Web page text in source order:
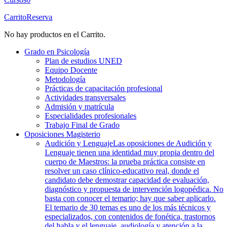
CarritoReserva
No hay productos en el Carrito.
Grado en Psicología
Plan de estudios UNED
Equipo Docente
Metodología
Prácticas de capacitación profesional
Actividades transversales
Admisión y matrícula
Especialidades profesionales
Trabajo Final de Grado
Oposiciones Magisterio
Audición y LenguajeLas oposiciones de Audición y
Lenguaje tienen una identidad muy propia dentro del
cuerpo de Maestros: la prueba práctica consiste en
resolver un caso clínico-educativo real, donde el
candidato debe demostrar capacidad de evaluación,
diagnóstico y propuesta de intervención logopédica. No
basta con conocer el temario; hay que saber aplicarlo.
El temario de 30 temas es uno de los más técnicos y
especializados, con contenidos de fonética, trastornos